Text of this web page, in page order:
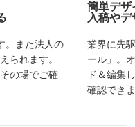
。また法人の
られます。
の場でご確
簡単デザ
入稿や
業界に先
ール」。
ド＆編集
確認できま